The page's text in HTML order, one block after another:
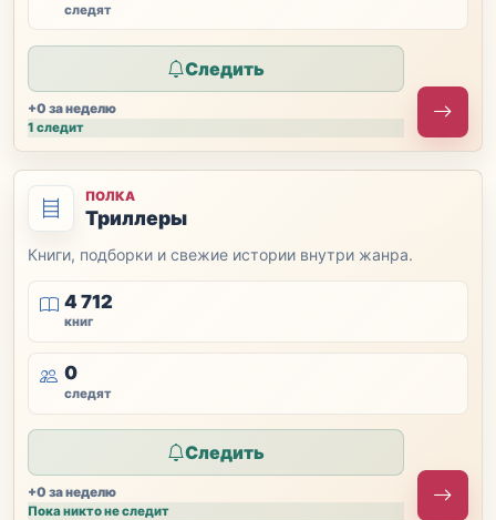
следят
Следить
+0 за неделю
1 следит
ПОЛКА
Триллеры
Книги, подборки и свежие истории внутри жанра.
4 712
книг
0
следят
Следить
+0 за неделю
Пока никто не следит